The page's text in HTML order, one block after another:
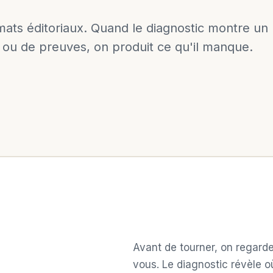
éditoriaux. Quand le diagnostic montre un
de preuves, on produit ce qu'il manque.
Avant de tourner, on
vous. Le diagnostic révèle